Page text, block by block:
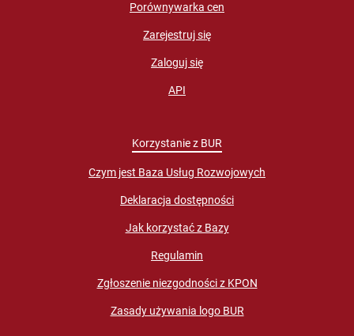
Porównywarka cen
Zarejestruj się
Zaloguj się
API
Korzystanie z BUR
Czym jest Baza Usług Rozwojowych
Deklaracja dostępności
Jak korzystać z Bazy
Regulamin
Zgłoszenie niezgodności z KPON
Zasady używania logo BUR